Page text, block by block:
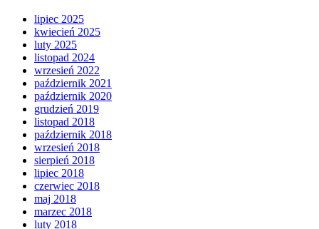
lipiec 2025
kwiecień 2025
luty 2025
listopad 2024
wrzesień 2022
październik 2021
październik 2020
grudzień 2019
listopad 2018
październik 2018
wrzesień 2018
sierpień 2018
lipiec 2018
czerwiec 2018
maj 2018
marzec 2018
luty 2018